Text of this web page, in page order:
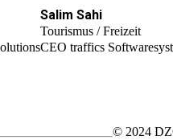
Salim Sahi
Tourismus / Freizeit
CEO traffics
© 2024